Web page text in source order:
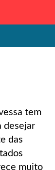
tem
desejar
das
muito